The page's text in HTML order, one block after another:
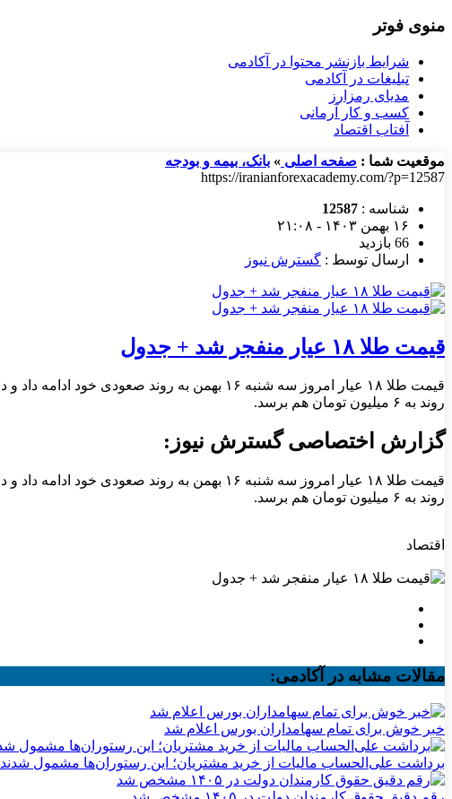
منوی فوتر
شرایط بازنشر محتوا در آکادمی
تبلیغات در آکادمی
مدیای رمزارز
کسب و کار آرمانی
آفتاب اقتصاد
موقعیت شما : صفحه اصلی » بانک، بیمه و بودجه
https://iranianforexacademy.com/?p=12587
شناسه : 12587
۱۶ بهمن ۱۴۰۳ - ۲۱:۰۸
66 بازدید
ارسال توسط : گسترش نیوز
قیمت طلا ۱۸ عیار منفجر شد + جدول
روند به ۶ میلیون تومان هم برسد.
گزارش اختصاصی گسترش نیوز:
روند به ۶ میلیون تومان هم برسد.
اقتصاد
مقالات مشابه در آکادمی:
خبر خوش برای تمام سهامداران بورس اعلام شد
برداشت علی‌الحساب مالیات از خرید مشتریان؛ این رستوران‌ها مشمول شدند